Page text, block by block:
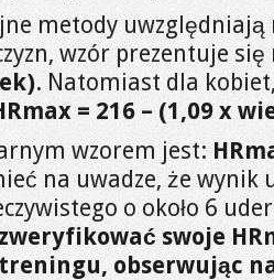
metody uwzględniają
wzór prezentuje
. Natomiast dla
= 216 – (1,09 x
wzorem jest:
na uwadze, że wynik
o około 6
swoje
obserwując